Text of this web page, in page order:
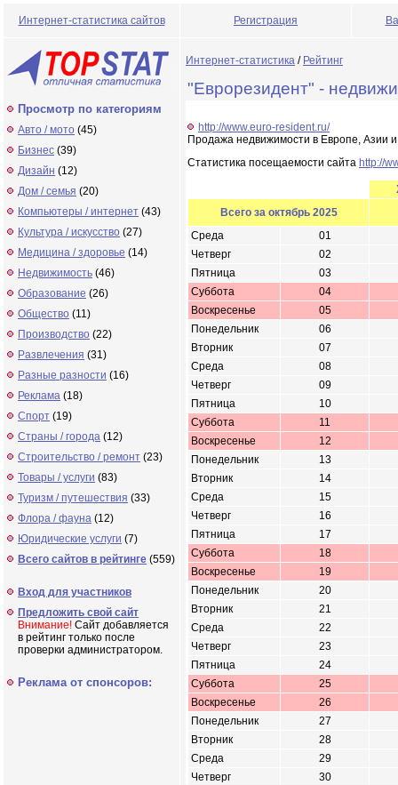
Интернет-статистика сайтов Регистрация
Просмотр по категориям
Авто / мото (45)
Бизнес (39)
Дизайн (12)
Дом / семья (20)
Компьютеры / интернет (43)
Культура / искусство (27)
Медицина / здоровье (14)
Недвижимость (46)
Образование (26)
Общество (11)
Производство (22)
Развлечения (31)
Разные разности (16)
Реклама (18)
Спорт (19)
Страны / города (12)
Строительство / ремонт (23)
Товары / услуги (83)
Туризм / путешествия (33)
Флора / фауна (12)
Юридические услуги (7)
Всего сайтов в рейтинге (559)
Вход для участников
Предложить свой сайт
Внимание! Сайт добавляется
в рейтинг только после
проверки администратором.
Реклама от спонсоров:
Интернет-статистика / Рейтинг
"Еврорезидент" -
http://www.euro-resident.ru/
Продажа недвижимости в Европе, Азии
Статистика посещаемости сайта http://
Всего за октябрь 2025
Среда
01
Четверг
02
Пятница
03
Суббота
04
Воскресенье
05
Понедельник
06
Вторник
07
Среда
08
Четверг
09
Пятница
10
Суббота
11
Воскресенье
12
Понедельник
13
Вторник
14
Среда
15
Четверг
16
Пятница
17
Суббота
18
Воскресенье
19
Понедельник
20
Вторник
21
Среда
22
Четверг
23
Пятница
24
Суббота
25
Воскресенье
26
Понедельник
27
Вторник
28
Среда
29
Четверг
30